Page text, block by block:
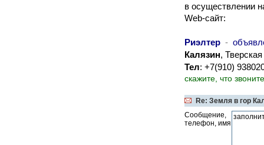
в осуществлении
Web-сайт:
Риэлтер -
Калязин,
Тел: +7(910)
скажите, что
Re: Земля в гор
Сообщение,
телефон, имя